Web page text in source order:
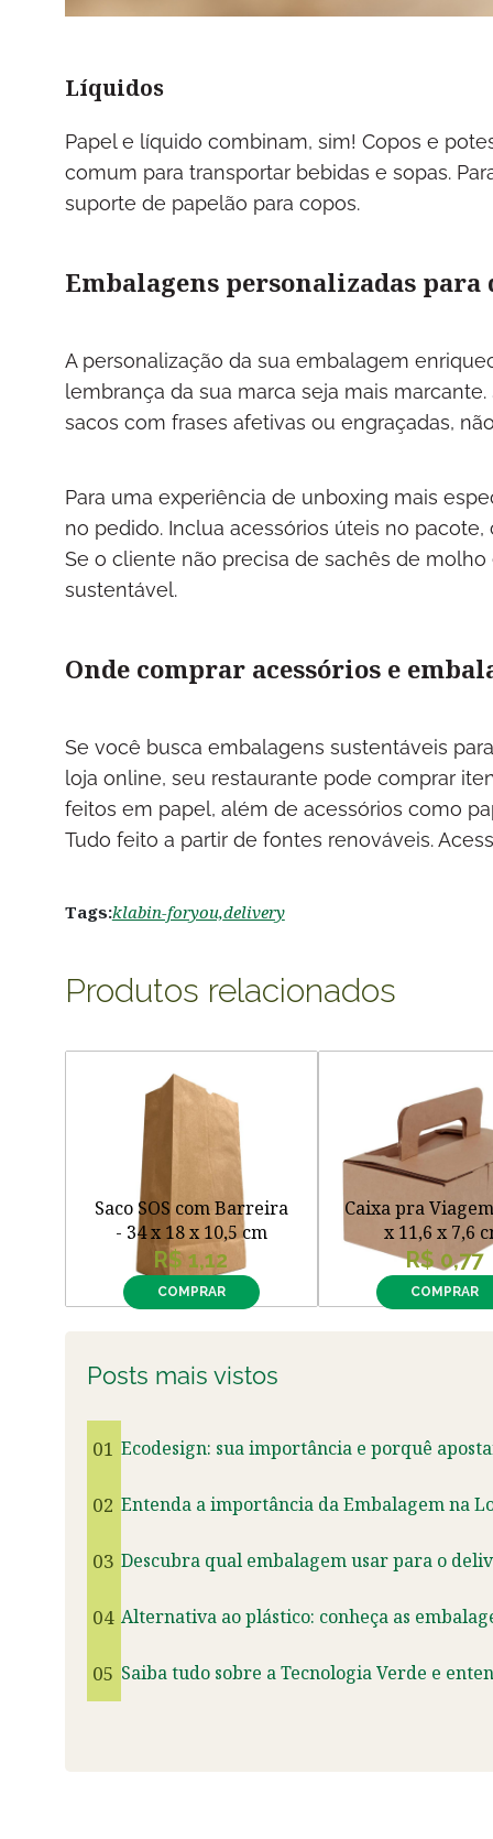
Líquidos
Papel e líquido combinam, sim! Copos e
comum para transportar bebidas e sopas.
suporte de papelão para copos.
Embalagens personalizadas
A personalização da sua embalagem
lembrança da sua marca seja mais
sacos com frases afetivas ou engraçadas,
Para uma experiência de unboxing mais
no pedido. Inclua acessórios úteis no
Se o cliente não precisa de sachês de
sustentável.
Onde comprar acessórios e
Se você busca embalagens sustentáveis
loja online, seu restaurante pode comprar
feitos em papel, além de acessórios como
Tudo feito a partir de fontes renováveis.
Tags:klabin-foryou,delivery
Produtos relacionados
Saco SOS com Barreira
- 34 x 18 x 10,5 cm
R$ 1,12
COMPRAR
Caixa pra
x 11,6 x 7,6
R$ 0,77
COMPRAR
Posts mais vistos
01 Ecodesign: sua importância e porquê
02 Entenda a importância da Embalagem na
03 Descubra qual embalagem usar para o
04 Alternativa ao plástico: conheça as
05 Saiba tudo sobre a Tecnologia Verde e